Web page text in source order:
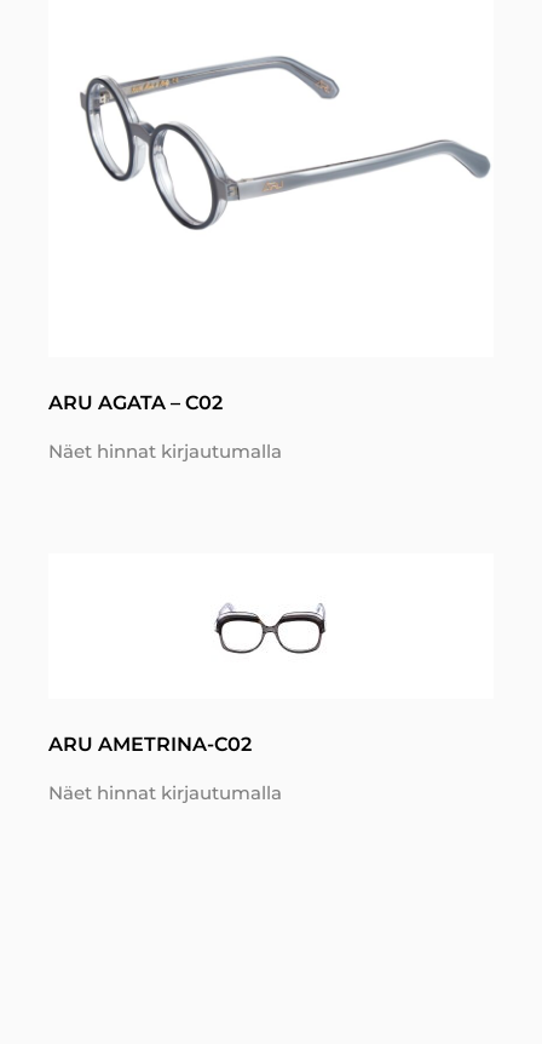
ARU AGATA – C02
Näet hinnat kirjautumalla
ARU AMETRINA-C02
Näet hinnat kirjautumalla